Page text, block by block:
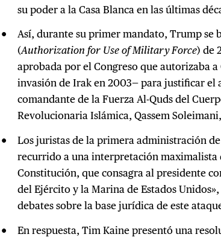
su poder a la Casa Blanca en las últimas
Así, durante su primer mandato, Trump se
(Authorization for Use of Military Force) de
aprobada por el Congreso que autorizaba
invasión de Irak en 2003— para justificar el
comandante de la Fuerza Al-Quds del
Revolucionaria Islámica, Qassem
Los juristas de la primera administración
recurrido a una interpretación maximalista
Constitución, que consagra al presidente
del Ejército y la Marina de Estados
debates sobre la base jurídica de este
En respuesta, Tim Kaine presentó una